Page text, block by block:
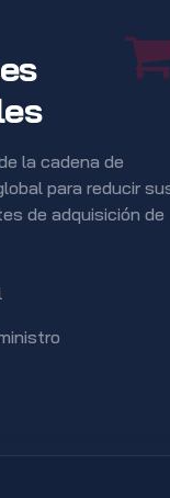
la cadena de
para reducir
de adquisición de